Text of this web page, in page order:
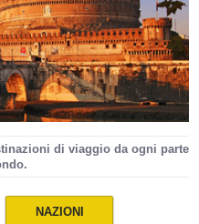
di viaggio da ogni parte
NAZIONI